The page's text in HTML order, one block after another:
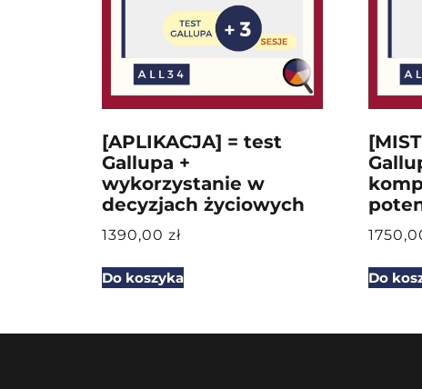
[APLIKACJA] = test
Gallupa +
wykorzystanie w
decyzjach życiowych
1390,00zł
Do koszyka Do